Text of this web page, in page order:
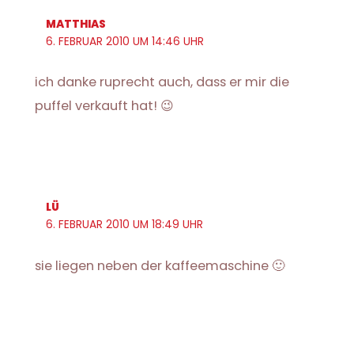
MATTHIAS
6. FEBRUAR 2010 UM 14:46 UHR
ich danke ruprecht auch, dass er mir die
puffel verkauft hat! 😉
LÜ
6. FEBRUAR 2010 UM 18:49 UHR
sie liegen neben der kaffeemaschine 🙂